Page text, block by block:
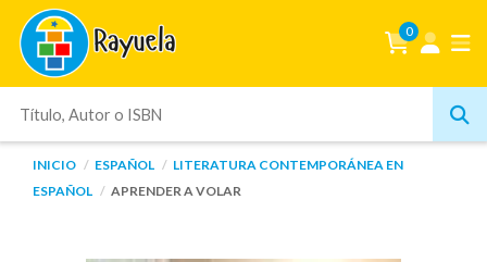
0
INICIO ESPAÑOL
LITERATURA CONTEMPORÁNEA EN
ESPAÑOL
APRENDER A VOLAR